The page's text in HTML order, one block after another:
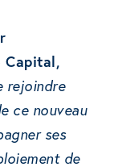
Capital,
rejoindre
ce nouveau
ses
de